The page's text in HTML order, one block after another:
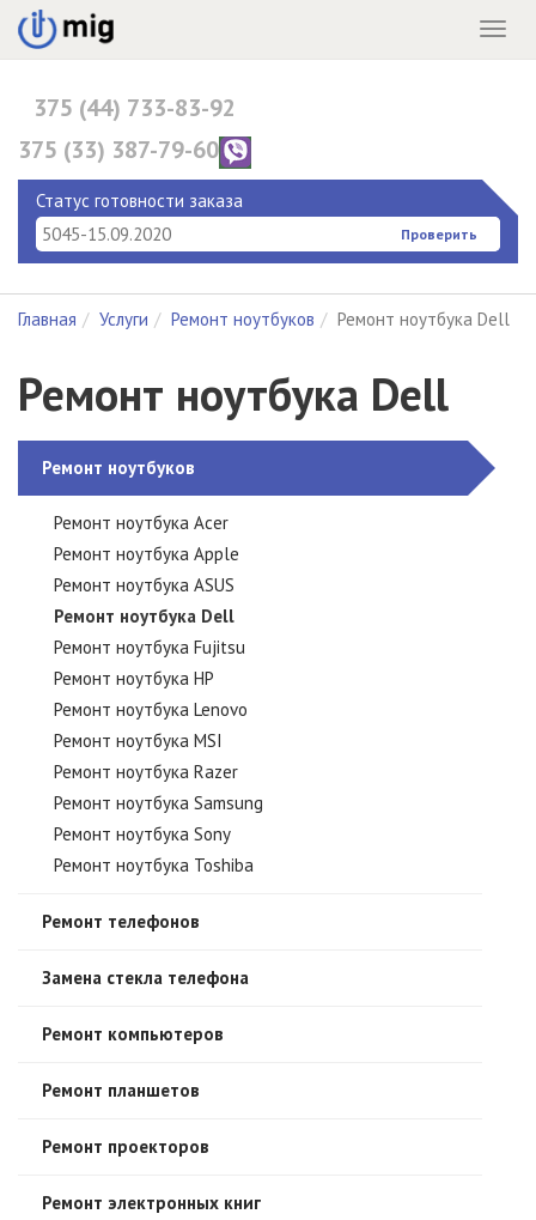
Menu
375 (44) 733-83-92
375 (33) 387-79-60
375 (17) 396-10-82
Статус готовности заказа
Проверить
Главная Услуги Ремонт ноутбуков Ремонт ноутбука Dell
Ремонт ноутбука Dell
Ремонт ноутбуков
Ремонт ноутбука Acer
Ремонт ноутбука Apple
Ремонт ноутбука ASUS
Ремонт ноутбука Dell
Ремонт ноутбука Fujitsu
Ремонт ноутбука HP
Ремонт ноутбука Lenovo
Ремонт ноутбука MSI
Ремонт ноутбука Razer
Ремонт ноутбука Samsung
Ремонт ноутбука Sony
Ремонт ноутбука Toshiba
Ремонт телефонов
Замена стекла телефона
Ремонт компьютеров
Ремонт планшетов
Ремонт проекторов
Ремонт электронных книг